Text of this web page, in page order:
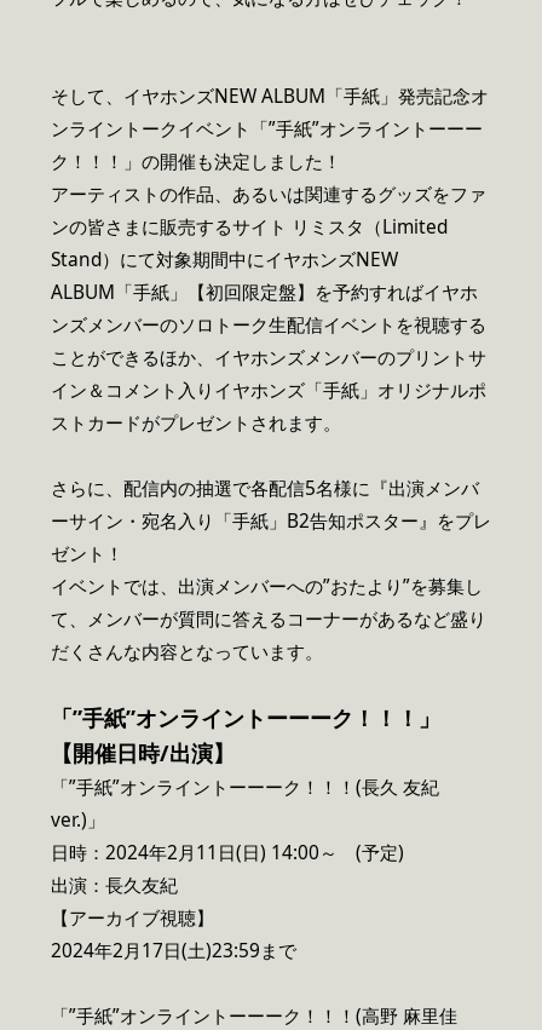
そして、イヤホンズNEW ALBUM「手紙」発売記念オ
ンライントークイベント「”手紙”オンライントーーー
ク！！！」の開催も決定しました！
アーティストの作品、あるいは関連するグッズをファ
ンの皆さまに販売するサイト リミスタ（Limited
Stand）にて対象期間中にイヤホンズNEW
ALBUM「手紙」【初回限定盤】を予約すればイヤホ
ンズメンバーのソロトーク生配信イベントを視聴する
ことができるほか、イヤホンズメンバーのプリントサ
イン＆コメント入りイヤホンズ「手紙」オリジナルポ
ストカードがプレゼントされます。
さらに、配信内の抽選で各配信5名様に『出演メンバ
ーサイン・宛名入り「手紙」B2告知ポスター』をプレ
ゼント！
イベントでは、出演メンバーへの”おたより”を募集し
て、メンバーが質問に答えるコーナーがあるなど盛り
だくさんな内容となっています。
「”手紙”オンライントーーーク！！！」
【開催日時/出演】
「”手紙”オンライントーーーク！！！(長久 友紀
ver.)」
日時：2024年2月11日(日) 14:00～ (予定)
出演：長久友紀
【アーカイブ視聴】
2024年2月17日(土)23:59まで
「”手紙”オンライントーーーク！！！(高野 麻里佳